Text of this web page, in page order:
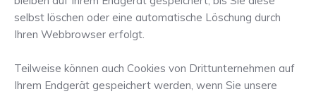
selbst löschen oder eine automatische Löschung durch
Ihren Webbrowser erfolgt.
Teilweise können auch Cookies von Drittunternehmen auf
Ihrem Endgerät gespeichert werden, wenn Sie unsere